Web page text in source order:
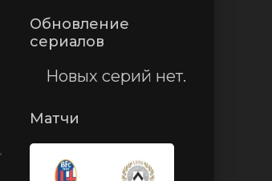
Обновление
сериалов
Новых серий нет.
Матчи